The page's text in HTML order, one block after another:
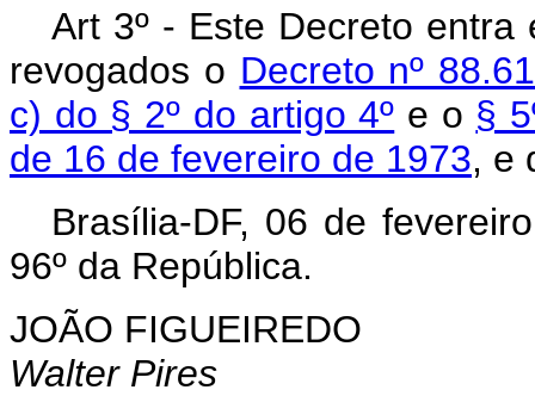
Art 3º - Este Decreto
revogados o Decreto nº
c) do § 2º do artigo 4º e o §
de 16 de fevereiro de 1973, e
Brasília-DF, 06 de
96º da República.
JOÃO FIGUEIREDO
Walter Pires